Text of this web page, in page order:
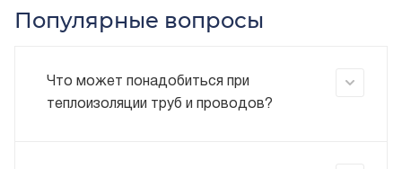
Популярные вопросы
Что может понадобиться при
теплоизоляции труб и проводов?